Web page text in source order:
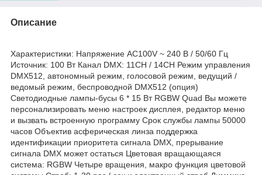
Описание
Характеристики: Напряжение AC100V ~ 240 В / 50/60 Гц
Источник: 100 Вт Канал DMX: 11CH / 14CH Режим управления
DMX512, автономный режим, голосовой режим, ведущий /
ведомый режим, беспроводной DMX512 (опция)
Светодиодные лампы-бусы 6 * 15 Вт RGBW Quad Вы можете
персонализировать меню настроек дисплея, редактор меню
и вызвать встроенную программу Срок службы лампы 50000
часов Объектив асферическая линза поддержка
идентификации приоритета сигнала DMX, прерывание
сигнала DMX может остаться Цветовая вращающаяся
система: RGBW Четыре вращения, макро функция цветовой